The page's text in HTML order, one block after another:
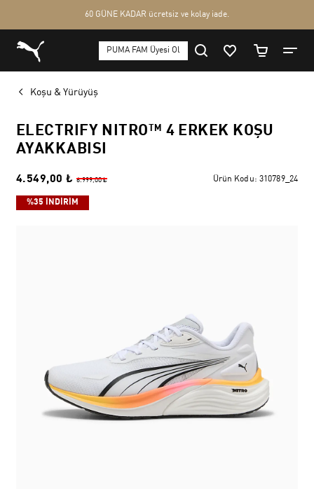
Koşu & Yürüyüş
ELECTRIFY NITRO™ 4 ERKEK KOŞU
AYAKKABISI
4.549,00 ₺ 6.999,00 ₺ Ürün Kodu: 310789_24
%35 İNDİRİM